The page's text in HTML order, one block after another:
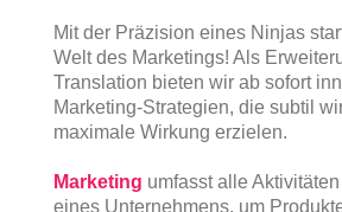
Mit der Präzision eines Ninjas
Welt des Marketings! Als
Translation bieten wir ab sofort
Marketing-Strategien, die subtil
maximale Wirkung erzielen.
Marketing umfasst alle
eines Unternehmens, um